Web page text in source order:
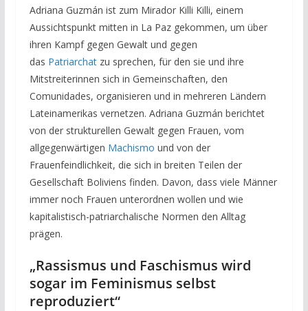
Adriana Guzmán ist zum Mirador Killi Killi, einem
Aussichtspunkt mitten in La Paz gekommen, um über
ihren Kampf gegen Gewalt und gegen
das Patriarchatzu sprechen, für den sie und ihre
Mitstreiterinnen sich in Gemeinschaften, den
Comunidades, organisieren und in mehreren Ländern
Lateinamerikas vernetzen. Adriana Guzmán berichtet
von der strukturellen Gewalt gegen Frauen, vom
allgegenwärtigen Machismo und von der
Frauenfeindlichkeit, die sich in breiten Teilen der
Gesellschaft Boliviens finden. Davon, dass viele Männer
immer noch Frauen unterordnen wollen und wie
kapitalistisch-patriarchalische Normen den Alltag
prägen.
„Rassismus und Faschismus wird
sogar im Feminismus selbst
reproduziert“